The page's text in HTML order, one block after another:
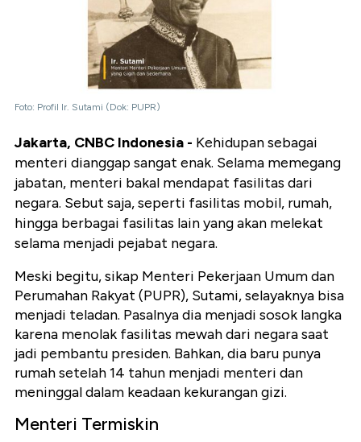
Foto: Profil Ir. Sutami (Dok: PUPR)
Jakarta, CNBC Indonesia - Kehidupan sebagai
menteri dianggap sangat enak. Selama memegang
jabatan, menteri bakal mendapat fasilitas dari
negara. Sebut saja, seperti fasilitas mobil, rumah,
hingga berbagai fasilitas lain yang akan melekat
selama menjadi pejabat negara.
Meski begitu, sikap Menteri Pekerjaan Umum dan
Perumahan Rakyat (PUPR), Sutami, selayaknya bisa
menjadi teladan. Pasalnya dia menjadi sosok langka
karena menolak fasilitas mewah dari negara saat
jadi pembantu presiden. Bahkan, dia baru punya
rumah setelah 14 tahun menjadi menteri dan
meninggal dalam keadaan kekurangan gizi.
Menteri Termiskin